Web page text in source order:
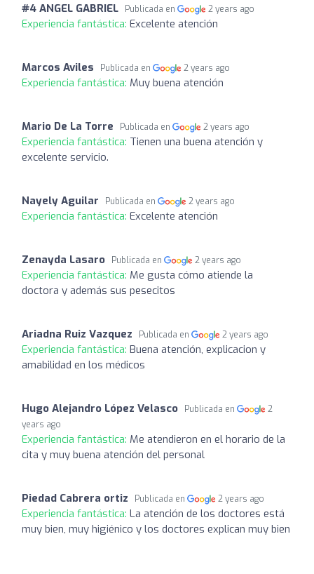
#4 ANGEL GABRIEL Publicada en 2 years ago
Experiencia fantástica: Excelente atención
Marcos Aviles Publicada en 2 years ago
Experiencia fantástica: Muy buena atención
Mario De La Torre Publicada en 2 years ago
Experiencia fantástica: Tienen una buena atención y
excelente servicio.
Nayely Aguilar Publicada en 2 years ago
Experiencia fantástica: Excelente atención
Zenayda Lasaro Publicada en 2 years ago
Experiencia fantástica: Me gusta cómo atiende la
doctora y además sus pesecitos
Ariadna Ruiz Vazquez Publicada en 2 years ago
Experiencia fantástica: Buena atención, explicacion y
amabilidad en los médicos
Hugo Alejandro López Velasco Publicada en
2
years ago
Experiencia fantástica: Me atendieron en el horario de la
cita y muy buena atención del personal
Piedad Cabrera ortiz Publicada en 2 years ago
Experiencia fantástica: La atención de los doctores está
muy bien, muy higiénico y los doctores explican muy bien